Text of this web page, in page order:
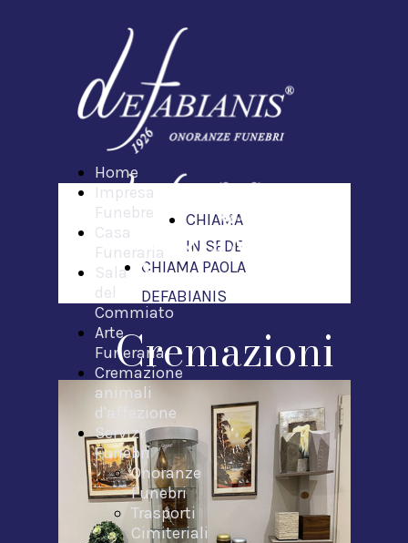
CHIAMA
IN SEDE
CHIAMA PAOLA
DEFABIANIS
Cremazioni
Home
Impresa
Funebre
Casa
Funeraria
Sala
del
Commiato
Arte
Funeraria
Cremazione
animali
d'affezione
Servizi
Funebri
Onoranze
Funebri
Trasporti
Cimiteriali